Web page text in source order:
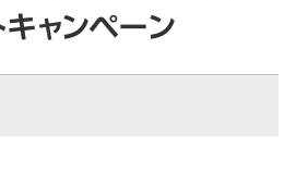
キャンペーン